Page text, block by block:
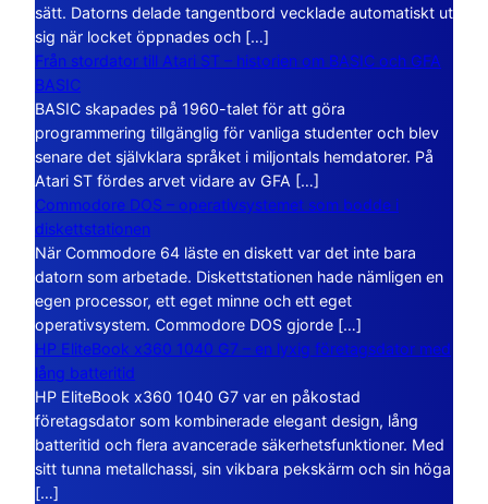
sätt. Datorns delade tangentbord vecklade automatiskt ut
sig när locket öppnades och […]
Från stordator till Atari ST – historien om BASIC och GFA
BASIC
BASIC skapades på 1960-talet för att göra
programmering tillgänglig för vanliga studenter och blev
senare det självklara språket i miljontals hemdatorer. På
Atari ST fördes arvet vidare av GFA […]
Commodore DOS – operativsystemet som bodde i
diskettstationen
När Commodore 64 läste en diskett var det inte bara
datorn som arbetade. Diskettstationen hade nämligen en
egen processor, ett eget minne och ett eget
operativsystem. Commodore DOS gjorde […]
HP EliteBook x360 1040 G7 – en lyxig företagsdator med
lång batteritid
HP EliteBook x360 1040 G7 var en påkostad
företagsdator som kombinerade elegant design, lång
batteritid och flera avancerade säkerhetsfunktioner. Med
sitt tunna metallchassi, sin vikbara pekskärm och sin höga
[…]